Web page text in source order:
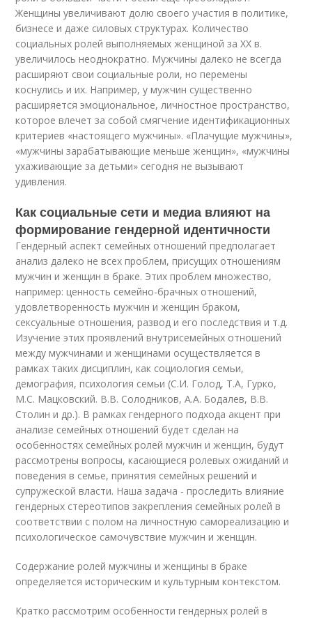
Женщины увеличивают долю своего участия в политике,
бизнесе и даже силовых структурах. Количество
социальных ролей выполняемых женщиной за ХХ в.
увеличилось неоднократно. Мужчины далеко не всегда
расширяют свои социальные роли, но перемены
коснулись и их. Например, у мужчин существенно
расширяется эмоциональное, личностное пространство,
которое влечет за собой смягчение идентификационных
критериев «настоящего мужчины». «Плачущие мужчины»,
«мужчины зарабатывающие меньше женщин», «мужчины
ухаживающие за детьми» сегодня не вызывают
удивления.
Как социальные сети и медиа влияют на
формирование гендерной идентичности
Гендерный аспект семейных отношений предполагает
анализ далеко не всех проблем, присущих отношениям
мужчин и женщин в браке. Этих проблем множество,
например: ценность семейно-брачных отношений,
удовлетворенность мужчин и женщин браком,
сексуальные отношения, развод и его последствия и т.д.
Изучение этих проявлений внутрисемейных отношений
между мужчинами и женщинами осуществляется в
рамках таких дисциплин, как социология семьи,
демография, психология семьи (С.И. Голод, Т.А, Гурко,
М.С. Мацковский. В.В. Солодников, А.А. Бодалев, В.В.
Столин и др.). В рамках гендерного подхода акцент при
анализе семейных отношений будет сделан на
особенностях семейных ролей мужчин и женщин, будут
рассмотрены вопросы, касающиеся ролевых ожиданий и
поведения в семье, принятия семейных решений и
супружеской власти. Наша задача - проследить влияние
гендерных стереотипов закрепления семейных ролей в
соответствии с полом на личностную самореализацию и
психологическое самочувствие мужчин и женщин.
Содержание ролей мужчины и женщины в браке
определяется историческим и культурным контекстом.
Кратко рассмотрим особенности гендерных ролей в